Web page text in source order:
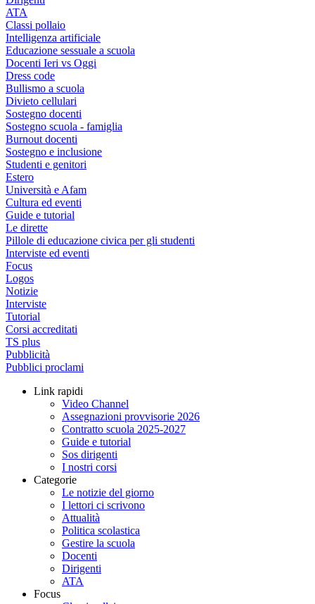
ATA
Classi pollaio
Intelligenza artificiale
Educazione sessuale a scuola
Docenti Ieri vs Oggi
Dress code
Bullismo a scuola
Divieto cellulari
Sostegno docenti
Sostegno scuola - famiglia
Burnout docenti
Sostegno e inclusione
Studenti e genitori
Estero
Università e Afam
Cultura ed eventi
Guide e tutorial
Le dirette
Pillole di educazione civica per gli studenti
Interviste ed eventi
Focus
Logos
Notizie
Interviste
Tutorial
Corsi accreditati
TS plus
Pubblicità
Pubblici proclami
Link rapidi
Video Channel
Assegnazioni provvisorie 2026
Contratto scuola 2025-2027
Guide e tutorial
Sos dirigenti
I nostri corsi
Categorie
Le notizie del giorno
I lettori ci scrivono
Attualità
Politica scolastica
Gestire la scuola
Docenti
Dirigenti
ATA
Focus